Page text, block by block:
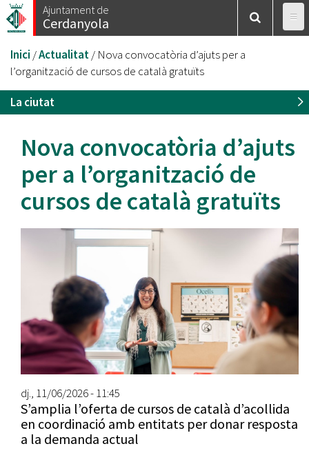
Vés
al
Ajuntament de
Cerdanyola
Esteu
aquí
Inici /Actualitat/ Nova convocatòria d’ajuts per a
l’organització de cursos de català gratuïts
La ciutat
Nova convocatòria d’ajuts
per a l’organització de
cursos de català gratuïts
dj., 11/06/2026 - 11:45
S’amplia l’oferta de cursos de català d’acollida
en coordinació amb entitats per donar resposta
a la demanda actual